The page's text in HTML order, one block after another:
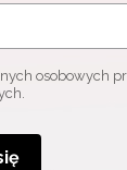
osobowych